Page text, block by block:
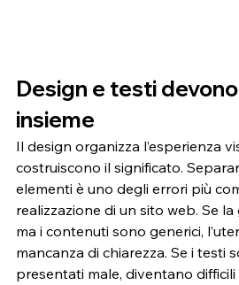
Design e testi
insieme
Il design organizza l’esperienza
costruiscono il significato.
elementi è uno degli errori più
realizzazione di un sito web. Se
ma i contenuti sono generici,
mancanza di chiarezza. Se i testi
presentati male, diventano